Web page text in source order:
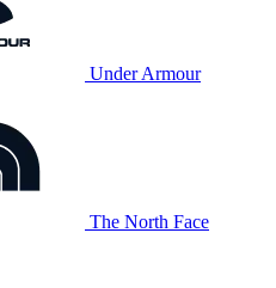
Under Armour
The North Face